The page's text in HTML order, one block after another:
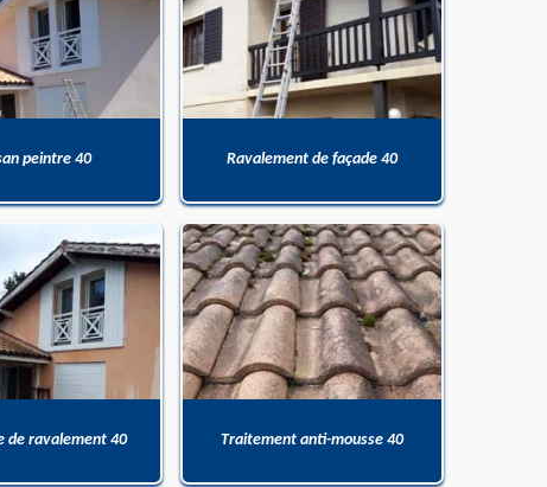
peintre 40 Ravalement de façade 40
de ravalement 40 Traitement anti-mousse 40